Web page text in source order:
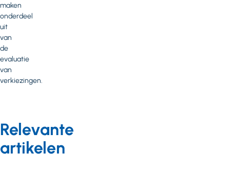
maken
onderdeel
uit
van
de
evaluatie
van
verkiezingen.
Relevante
artikelen